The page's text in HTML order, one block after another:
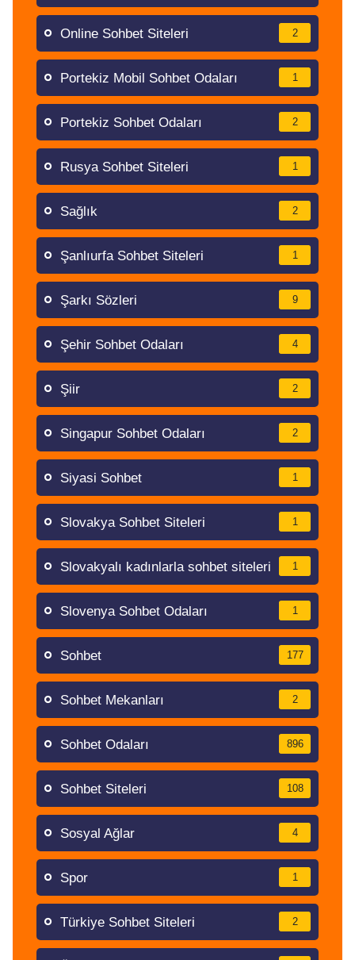
Online Sohbet Siteleri 2
Portekiz Mobil Sohbet Odaları 1
Portekiz Sohbet Odaları 2
Rusya Sohbet Siteleri 1
Sağlık 2
Şanlıurfa Sohbet Siteleri 1
Şarkı Sözleri 9
Şehir Sohbet Odaları 4
Şiir 2
Singapur Sohbet Odaları 2
Siyasi Sohbet 1
Slovakya Sohbet Siteleri 1
Slovakyalı kadınlarla sohbet siteleri 1
Slovenya Sohbet Odaları 1
Sohbet 177
Sohbet Mekanları 2
Sohbet Odaları 896
Sohbet Siteleri 108
Sosyal Ağlar 4
Spor 1
Türkiye Sohbet Siteleri 2